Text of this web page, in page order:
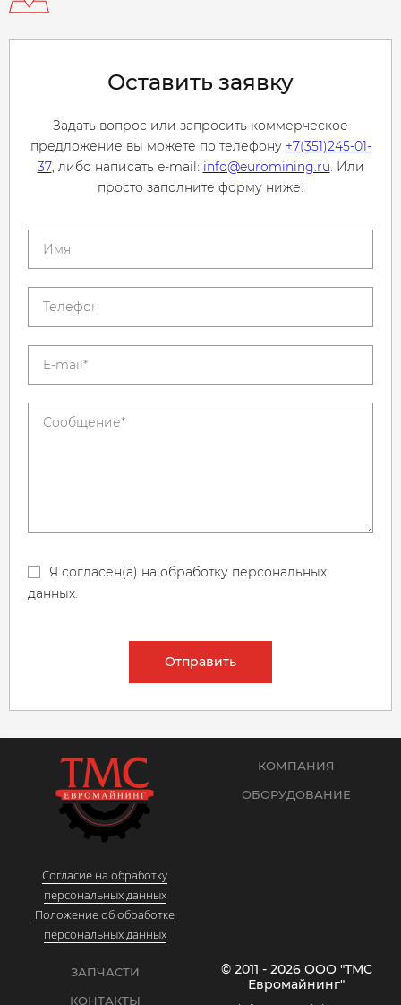
Оставить заявку
Задать вопрос или запросить коммерческое
предложение вы можете по телефону +7(351)245-01-
37, либо написать e-mail: info@euromining.ru. Или
просто заполните форму ниже:
Я согласен(а) на обработку персональных
данных.
Отправить
Согласие на обработку
персональных данных
Положение об обработке
персональных данных
КОМПАНИЯ
ОБОРУДОВАНИЕ
ЗАПЧАСТИ
КОНТАКТЫ
© 2011 - 2026 ООО "ТМС
Евромайнинг"